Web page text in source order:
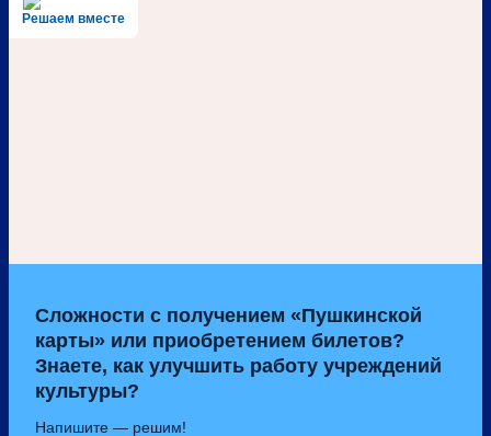
Решаем вместе
Сложности с получением «Пушкинской
карты» или приобретением билетов?
Знаете, как улучшить работу учреждений
культуры?
Напишите — решим!